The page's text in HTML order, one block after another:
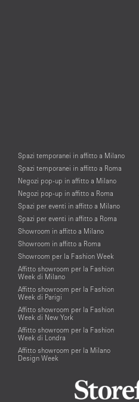
Spazi temporanei in affitto a Milano
Spazi temporanei in affitto a Roma
Negozi pop-up in affitto a Milano
Negozi pop-up in affitto a Roma
Spazi per eventi in affitto a Milano
Spazi per eventi in affitto a Roma
Showroom in affitto a Milano
Showroom in affitto a Roma
Showroom per la Fashion Week
Affitto showroom per la Fashion
Week di Milano
Affitto showroom per la Fashion
Week di Parigi
Affitto showroom per la Fashion
Week di New York
Affitto showroom per la Fashion
Week di Londra
Affitto showroom per la Milano
Design Week